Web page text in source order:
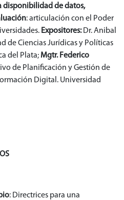
disponibilidad de datos,
: articulación con el Poder
Expositores:Dr. Anibal
de Ciencias Jurídicas y Políticas
del Plata; Mgtr. Federico
de Planificación y Gestión de
Digital. Universidad
: Directrices para una